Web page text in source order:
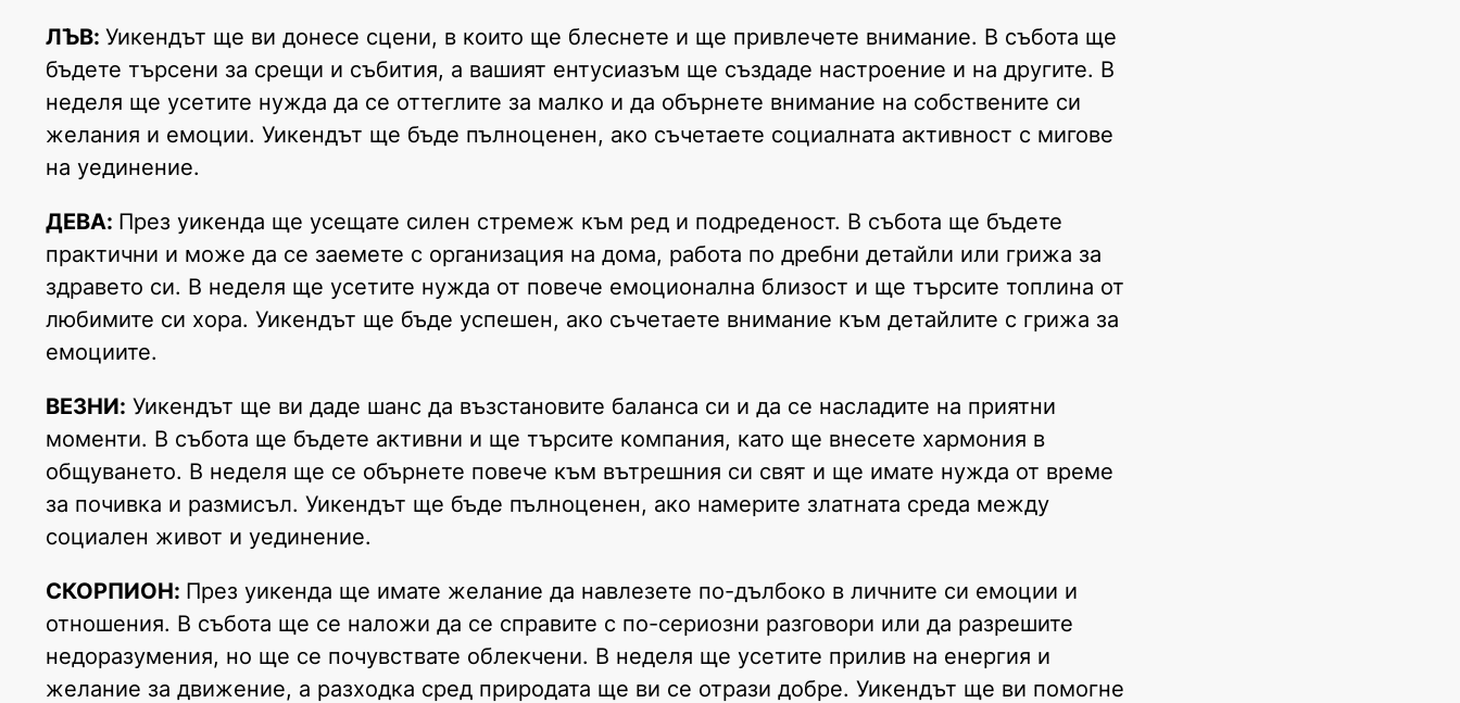
ЛЪВ: Уикендът ще ви донесе сцени, в които ще блеснете и ще привлечете внимание. В събота ще
бъдете търсени за срещи и събития, а вашият ентусиазъм ще създаде настроение и на другите. В
неделя ще усетите нужда да се оттеглите за малко и да обърнете внимание на собствените си
желания и емоции. Уикендът ще бъде пълноценен, ако съчетаете социалната активност с мигове
на уединение.
ДЕВА: През уикенда ще усещате силен стремеж към ред и подреденост. В събота ще бъдете
практични и може да се заемете с организация на дома, работа по дребни детайли или грижа за
здравето си. В неделя ще усетите нужда от повече емоционална близост и ще търсите топлина от
любимите си хора. Уикендът ще бъде успешен, ако съчетаете внимание към детайлите с грижа за
емоциите.
ВЕЗНИ: Уикендът ще ви даде шанс да възстановите баланса си и да се насладите на приятни
моменти. В събота ще бъдете активни и ще търсите компания, като ще внесете хармония в
общуването. В неделя ще се обърнете повече към вътрешния си свят и ще имате нужда от време
за почивка и размисъл. Уикендът ще бъде пълноценен, ако намерите златната среда между
социален живот и уединение.
СКОРПИОН: През уикенда ще имате желание да навлезете по-дълбоко в личните си емоции и
отношения. В събота ще се наложи да се справите с по-сериозни разговори или да разрешите
недоразумения, но ще се почувствате облекчени. В неделя ще усетите прилив на енергия и
желание за движение, а разходка сред природата ще ви се отрази добре. Уикендът ще ви помогне